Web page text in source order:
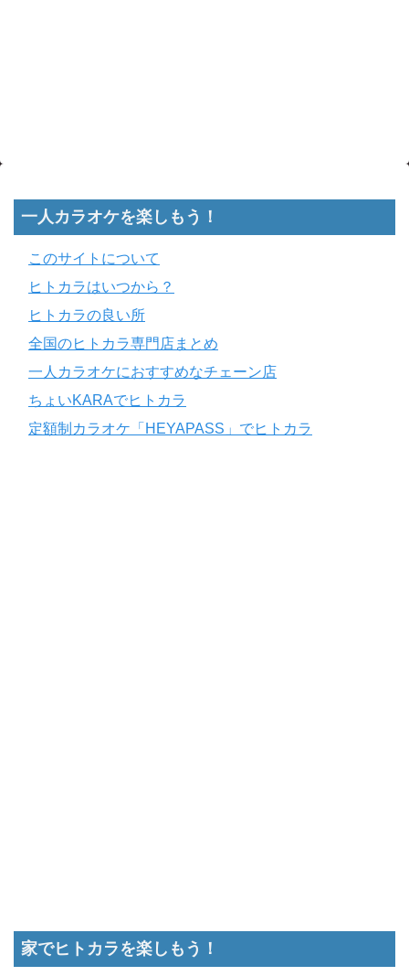
一人カラオケを楽しもう！
このサイトについて
ヒトカラはいつから？
ヒトカラの良い所
全国のヒトカラ専門店まとめ
一人カラオケにおすすめなチェーン店
ちょいKARAでヒトカラ
定額制カラオケ「HEYAPASS」でヒトカラ
家でヒトカラを楽しもう！